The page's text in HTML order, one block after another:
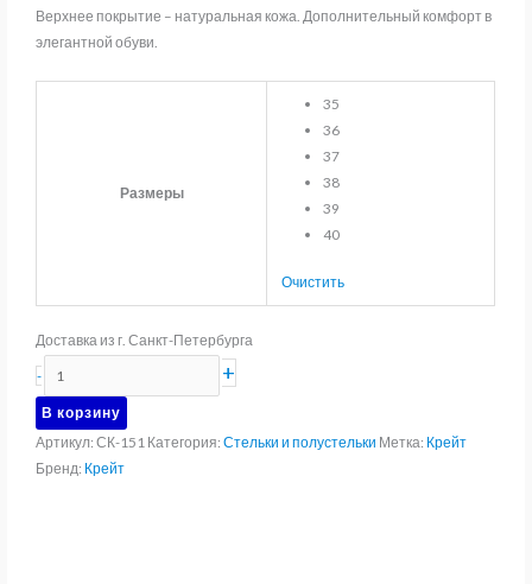
Верхнее покрытие – натуральная кожа. Дополнительный комфорт в
элегантной обуви.
Размеры
35
36
37
38
39
40
Очистить
Доставка из г. Санкт-Петербурга
-
Полустельки
ортопедические
Крейт
+
В корзину
Артикул:СК-151 Категория:Стельки и полустельки Метка: Крейт
Бренд: Крейт